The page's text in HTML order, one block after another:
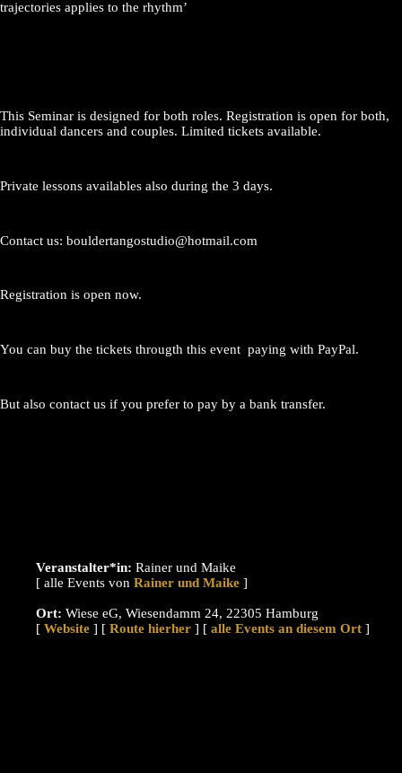
trajectories applies to the rhythm’
This Seminar is designed for both roles. Registration is open for both,
individual dancers and couples. Limited tickets available.
Private lessons availables also during the 3 days.
Contact us: bouldertangostudio@hotmail.com
Registration is open now.
You can buy the tickets througth this event paying with PayPal.
But also contact us if you prefer to pay by a bank transfer.
Veranstalter*in: Rainer und Maike
[ alle Events von
]
Ort: Wiese eG, Wiesendamm 24, 22305 Hamburg
[ Website ] [ Route hierher ] [ alle Events an diesem Ort ]